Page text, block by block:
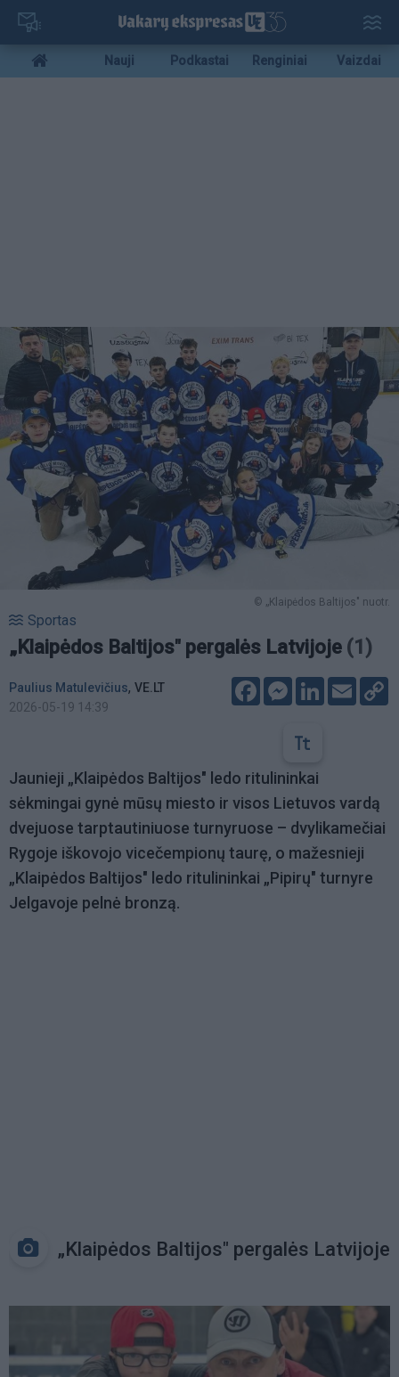
Pereiti
pagrindinį
turinį
Mobile
menu
Nauji Podkastai Renginiai Vaizdai
© „Klaipėdos Baltijos" nuotr.
Sportas
„Klaipėdos Baltijos" pergalės Latvijoje (1)
Paulius Matulevičius, VE.LT
2026-05-19 14:39
FacebookMessenger
LinkedIn
Email
Jaunieji „Klaipėdos Baltijos" ledo ritulininkai
sėkmingai gynė mūsų miesto ir visos Lietuvos vardą
dvejuose tarptautiniuose turnyruose – dvylikamečiai
Rygoje iškovojo vicečempionų taurę, o mažesnieji
„Klaipėdos Baltijos" ledo ritulininkai „Pipirų" turnyre
Jelgavoje pelnė bronzą.
„Klaipėdos Baltijos" pergalės Latvijoje